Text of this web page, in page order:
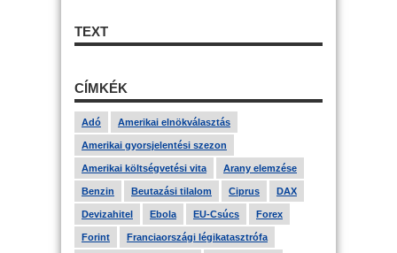
TEXT
CÍMKÉK
Adó Amerikai elnökválasztás
Amerikai gyorsjelentési szezon
Amerikai költségvetési vita Arany elemzése
Benzin Beutazási tilalom Ciprus DAX
Devizahitel Ebola EU-Csúcs Forex
Forint Franciaországi légikatasztrófa